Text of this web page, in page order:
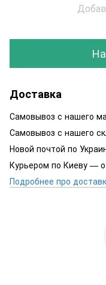
Доставка
Самовывоз с нашего
Самовывоз с нашего
Новой почтой по
Курьером по Киеву —
Подробнее про